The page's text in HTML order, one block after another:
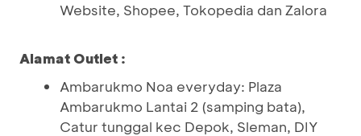
Website, Shopee, Tokopedia dan Zalora
Alamat Outlet :
Ambarukmo Noa everyday: Plaza
Ambarukmo Lantai 2 (samping bata),
Catur tunggal kec Depok, Sleman, DIY